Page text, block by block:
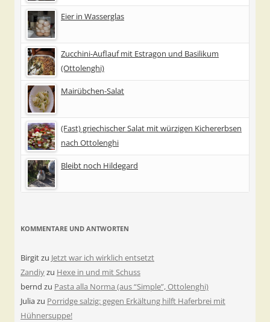
Eier in Wasserglas
Zucchini-Auflauf mit Estragon und Basilikum
(Ottolenghi)
Mairübchen-Salat
(Fast) griechischer Salat mit würzigen Kichererbsen
nach Ottolenghi
Bleibt noch Hildegard
KOMMENTARE UND ANTWORTEN
Birgitzu Jetzt war ich wirklich entsetzt
Zandiyzu Hexe in und mit Schuss
bernd zu Pasta alla Norma (aus “Simple”, Ottolenghi)
Juliazu Porridge salzig: gegen Erkältung hilft Haferbrei mit
Hühnersuppe!